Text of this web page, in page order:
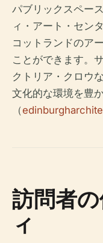
パブリックスペー
ィ・アート・セン
コットランドのア
ことができます。
クトリア・クロウ
文化的な環境を豊
（
訪問者
ィ